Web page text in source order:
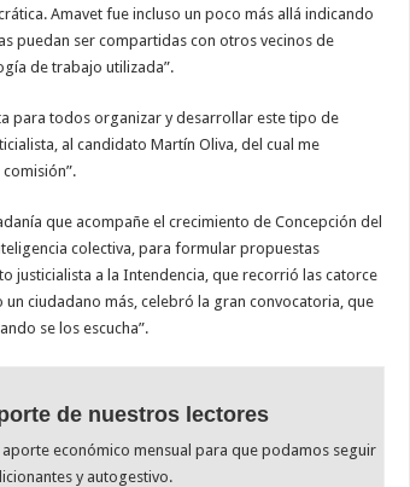
Amavet fue incluso un poco más allá indicando
puedan ser compartidas con otros vecinos de
de trabajo utilizada”.
para todos organizar y desarrollar este tipo de
al candidato Martín Oliva, del cual me
que acompañe el crecimiento de Concepción del
colectiva, para formular propuestas
justicialista a la Intendencia, que recorrió las catorce
ciudadano más, celebró la gran convocatoria, que
se los escucha”.
de nuestros lectores
económico mensual para que podamos seguir
y autogestivo.